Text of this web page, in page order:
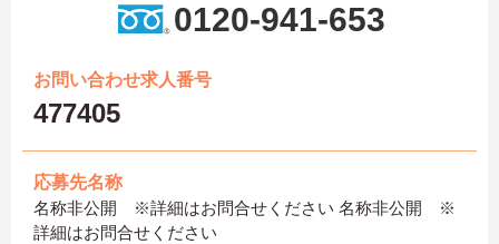
0120-941-653
お問い合わせ求人番号
477405
応募先名称
名称非公開 ※詳細はお問合せください 名称非公開 ※
詳細はお問合せください